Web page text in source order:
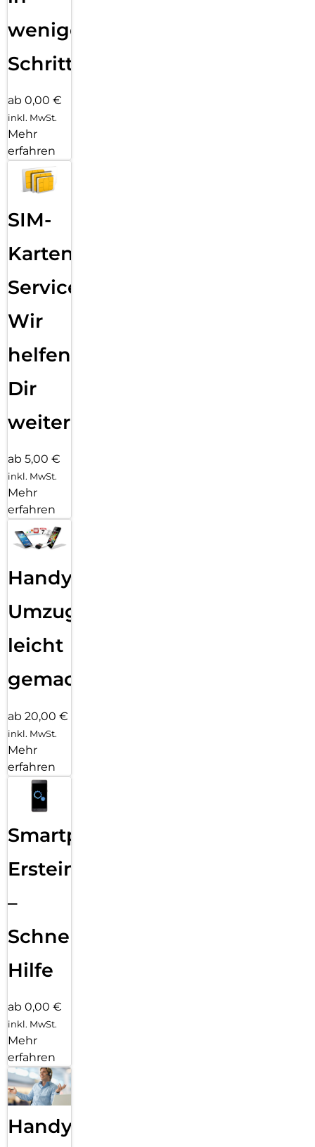
wenigen
Schritten
ab 0,00 €
inkl. MwSt.
Mehr
erfahren
SIM-
Karten
Service:
Wir
helfen
Dir
weiter
ab 5,00 €
inkl. MwSt.
Mehr
erfahren
Handy
Umzug
leicht
gemacht!
ab 20,00 €
inkl. MwSt.
Mehr
erfahren
Smartphone
Ersteinrichtung
–
Schnelle
Hilfe
ab 0,00 €
inkl. MwSt.
Mehr
erfahren
Handy